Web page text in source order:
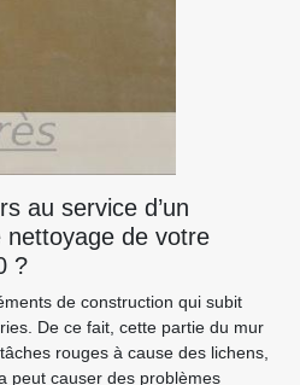
au service d’un
nettoyage de votre
?
de construction qui subit
De ce fait, cette partie du mur
rouges à cause des lichens,
peut causer des problèmes